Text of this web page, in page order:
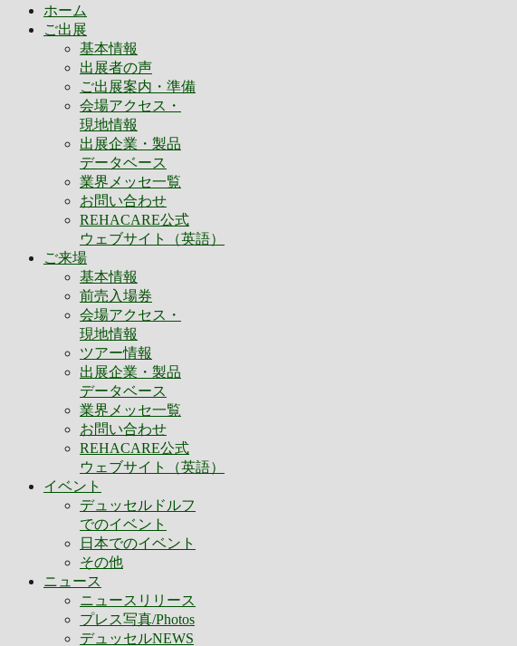
ホーム
ご出展
基本情報
出展者の声
ご出展案内・準備
会場アクセス・
現地情報
出展企業・製品
データベース
業界メッセ一覧
お問い合わせ
REHACARE公式
ウェブサイト（英語）
ご来場
基本情報
前売入場券
会場アクセス・
現地情報
ツアー情報
出展企業・製品
データベース
業界メッセ一覧
お問い合わせ
REHACARE公式
ウェブサイト（英語）
イベント
デュッセルドルフ
でのイベント
日本でのイベント
その他
ニュース
ニュースリリース
プレス写真/Photos
デュッセルNEWS